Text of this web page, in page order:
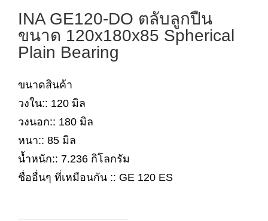
INA GE120-DO ตลับลูกปืน
ขนาด 120x180x85 Spherical
Plain Bearing
ขนาดสินค้า
วงใน:: 120 มิล
วงนอก:: 180 มิล
หนา:: 85 มิล
น้ำหนัก:: 7.236 กิโลกรัม
ชื่ออื่นๆ ที่เหมือนกัน :: GE 120 ES